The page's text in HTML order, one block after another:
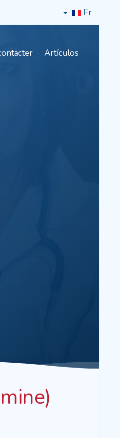
Fr
Artículos